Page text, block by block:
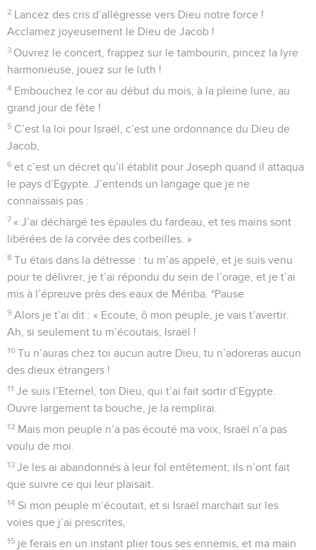
2 Lancez des cris d’allégresse vers Dieu notre force !
Acclamez joyeusement le Dieu de Jacob !
3 Ouvrez le concert, frappez sur le tambourin, pincez la lyre
harmonieuse, jouez sur le luth !
4 Embouchez le cor au début du mois, à la pleine lune, au
grand jour de fête !
5 C’est la loi pour Israël, c’est une ordonnance du Dieu de
Jacob,
6 et c’est un décret qu’il établit pour Joseph quand il attaqua
le pays d’Egypte. J’entends un langage que je ne
connaissais pas :
7 « J’ai déchargé tes épaules du fardeau, et tes mains sont
libérées de la corvée des corbeilles. »
8 Tu étais dans la détresse : tu m’as appelé, et je suis venu
pour te délivrer, je t’ai répondu du sein de l’orage, et je t’ai
mis à l’épreuve près des eaux de Mériba. *Pause
9 Alors je t’ai dit : « Ecoute, ô mon peuple, je vais t’avertir.
Ah, si seulement tu m’écoutais, Israël !
10 Tu n’auras chez toi aucun autre Dieu, tu n’adoreras aucun
des dieux étrangers !
11 Je suis l’Eternel, ton Dieu, qui t’ai fait sortir d’Egypte.
Ouvre largement ta bouche, je la remplirai.
12 Mais mon peuple n’a pas écouté ma voix, Israël n’a pas
voulu de moi.
13 Je les ai abandonnés à leur fol entêtement, ils n’ont fait
que suivre ce qui leur plaisait.
14 Si mon peuple m’écoutait, et si Israël marchait sur les
voies que j’ai prescrites,
15 je ferais en un instant plier tous ses ennemis, et ma main